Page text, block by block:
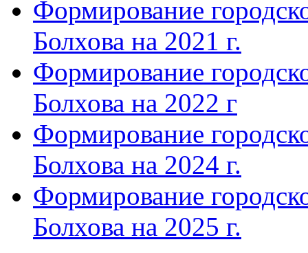
Формирование
Болхова на 2021 г.
Формирование
Болхова на 2022 г
Формирование
Болхова на 2024 г.
Формирование
Болхова на 2025 г.